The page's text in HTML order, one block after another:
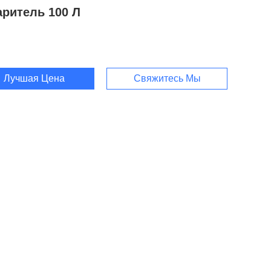
100 Л
Лучшая Цена Свяжитесь Мы